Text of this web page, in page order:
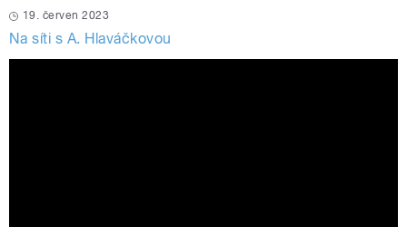
19. červen 2023
Na síti s A. Hlaváčkovou